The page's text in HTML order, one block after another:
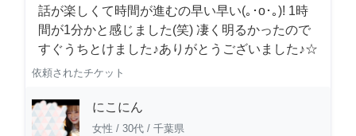
話が楽しくて時間が進むの早い早い(｡･о･｡)! 1時
間が1分かと感じました(笑) 凄く明るかったので
すぐうちとけました♪ありがとうございました♪☆
依頼されたチケット
にこにん
女性 / 30代 / 千葉県